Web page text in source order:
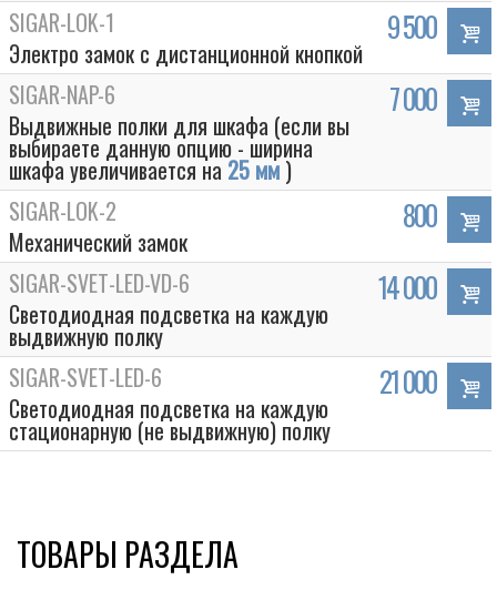
SIGAR-LOK-1
Электро замок с дистанционной кнопкой
9 500
SIGAR-NAP-6
Выдвижные полки для шкафа (если вы
выбираете данную опцию - ширина
шкафа увеличивается на 25 мм )
7 000
SIGAR-LOK-2
Механический замок
800
SIGAR-SVET-LED-VD-6
Светодиодная подсветка на каждую
выдвижную полку
14 000
SIGAR-SVET-LED-6
Светодиодная подсветка на каждую
стационарную (не выдвижную) полку
21 000
ТОВАРЫ РАЗДЕЛА